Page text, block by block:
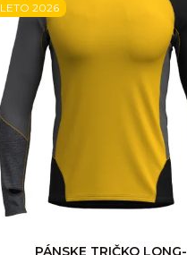
LETO 2026
PÁNSKE TRIČKO LONG-